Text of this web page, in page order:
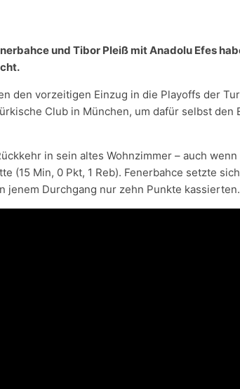
und Tibor Pleiß mit Anadolu Efes
den vorzeitigen Einzug in die Playoffs der
Club in München, um dafür selbst den
in sein altes Wohnzimmer – auch wenn
(15 Min, 0 Pkt, 1 Reb). Fenerbahce setzte
Durchgang nur zehn Punkte kassierten.